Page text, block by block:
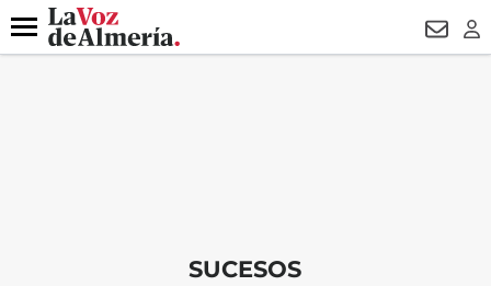
DESTACADO
Menú
SUCESOS